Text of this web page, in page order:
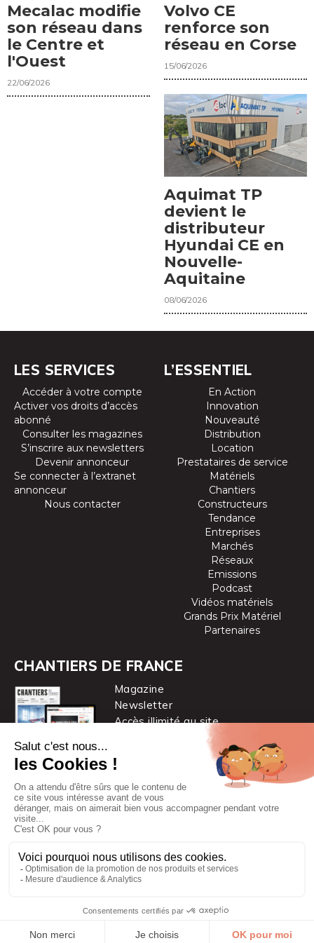
Mecalac modifie
son réseau dans
le Centre et
l'Ouest
22/06/2026
Volvo CE
renforce son
réseau en Corse
15/06/2026
Aquimat TP
devient le
distributeur
Hyundai CE en
Nouvelle-
Aquitaine
08/06/2026
LES SERVICES
Accéder à votre compte
Activer vos droits d’accès
abonné
Consulter les magazines
S’inscrire aux newsletters
Devenir annonceur
Se connecter à l’extranet
annonceur
Nous contacter
L’ESSENTIEL
En Action
Innovation
Nouveauté
Distribution
Location
Prestataires de service
Matériels
Chantiers
Constructeurs
Tendance
Entreprises
Marchés
Réseaux
Emissions
Podcast
Vidéos matériels
Grands Prix Matériel
Partenaires
CHANTIERS DE FRANCE
Magazine
Newsletter
Accès illimité au site
Chantiers de France est une marque
| Mentions légales
Protection des données personnelles
Cookies